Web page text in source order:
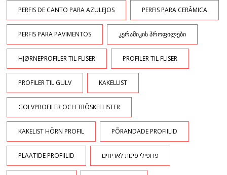
PERFIS DE CANTO PARA AZULEJOS PERFIS PARA CERÂMICA
PERFIS PARA PAVIMENTOS ᲙᲔᲠᲐᲛᲘᲙᲘᲡ ᲞᲠᲝᲤᲘᲚᲔᲑᲘ
HJØRNEPROFILER TIL FLISER PROFILER TIL FLISER
PROFILER TIL GULV KAKELLIST
GOLVPROFILER OCH TRÖSKELLISTER
KAKELIST HÖRN PROFIL PÕRANDADE PROFIILID
PLAATIDE PROFIILID פרופילי פינות לאריחים